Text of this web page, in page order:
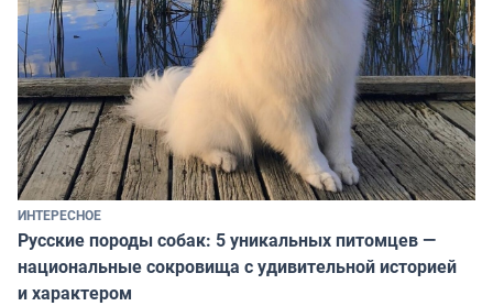
ИНТЕРЕСНОЕ
Русские породы собак: 5 уникальных питомцев —
национальные сокровища с удивительной историей
и характером